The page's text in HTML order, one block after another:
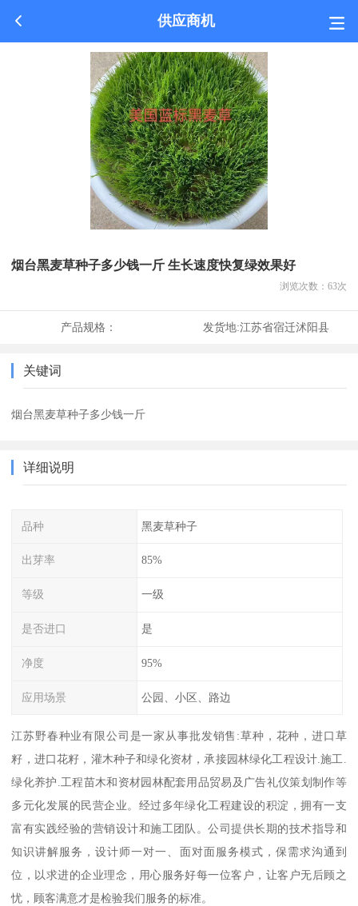
供应商机
烟台黑麦草种子多少钱一斤 生长速度快复绿效果好
浏览次数： 63次
产品规格： 发货地:江苏省宿迁沭阳县
关键词
烟台黑麦草种子多少钱一斤
详细说明
品种 黑麦草种子
出芽率 85%
等级 一级
是否进口 是
净度 95%
应用场景 公园、小区、路边
江苏野春种业有限公司是一家从事批发销售:草种，花种，进口草
籽，进口花籽，灌木种子和绿化资材，承接园林绿化工程设计.施工.
绿化养护.工程苗木和资材园林配套用品贸易及广告礼仪策划制作等
多元化发展的民营企业。经过多年绿化工程建设的积淀，拥有一支
富有实践经验的营销设计和施工团队。公司提供长期的技术指导和
知识讲解服务，设计师一对一、面对面服务模式，保需求沟通到
位，以求进的企业理念，用心服务好每一位客户，让客户无后顾之
忧，顾客满意才是检验我们服务的标准。